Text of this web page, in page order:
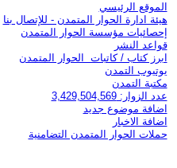
الموقع الرئيسي
هيئة ادارة الحوار المتمدن - للإتصال بنا
إحصائيات مؤسسة الحوار المتمدن
قواعد النشر
ابرز كتاب / كاتبات الحوار المتمدن
يوتيوب التمدن
مكتبة التمدن
عدد الزوار: 3,429,504,569
اضافة موضوع جديد
اضافة الاخبار
حملات الحوار المتمدن التضامنية